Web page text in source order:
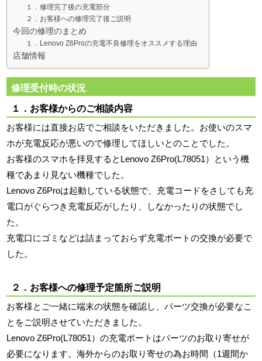
１．修理完了後の充電部分
２．お客様への修理完了後ご説明
今回の修理のまとめ
１．Lenovo Z6Proの充電不良修理をオススメする理由
店舗情報
修理受付時の状況
１．お客様からのご相談内容
お客様には直接お店でご相談をいただきました。お使いのスマ
ホが充電反応が悪いので修理してほしいとのことでした。
お客様のスマホを拝見するとLenovo Z6Pro(L78051）という機
種であまり見ない機種でした。
Lenovo Z6Proは起動している状態で、充電コードをさしても充
電口がぐらつき充電反応がしたり、しなかったりの状態でし
た。
充電口にゴミなどは詰まっておらず充電ポートの交換が必要で
した。
２．お客様への修理予定箇所ご説明
お客様とご一緒に端末の状態を確認し、パーツ交換が必要なこ
とをご説明させていただきました。
Lenovo Z6Pro(L78051）の充電ポートはパーツのお取り寄せが
必要になります。海外からのお取り寄せの為お時間（1週間か